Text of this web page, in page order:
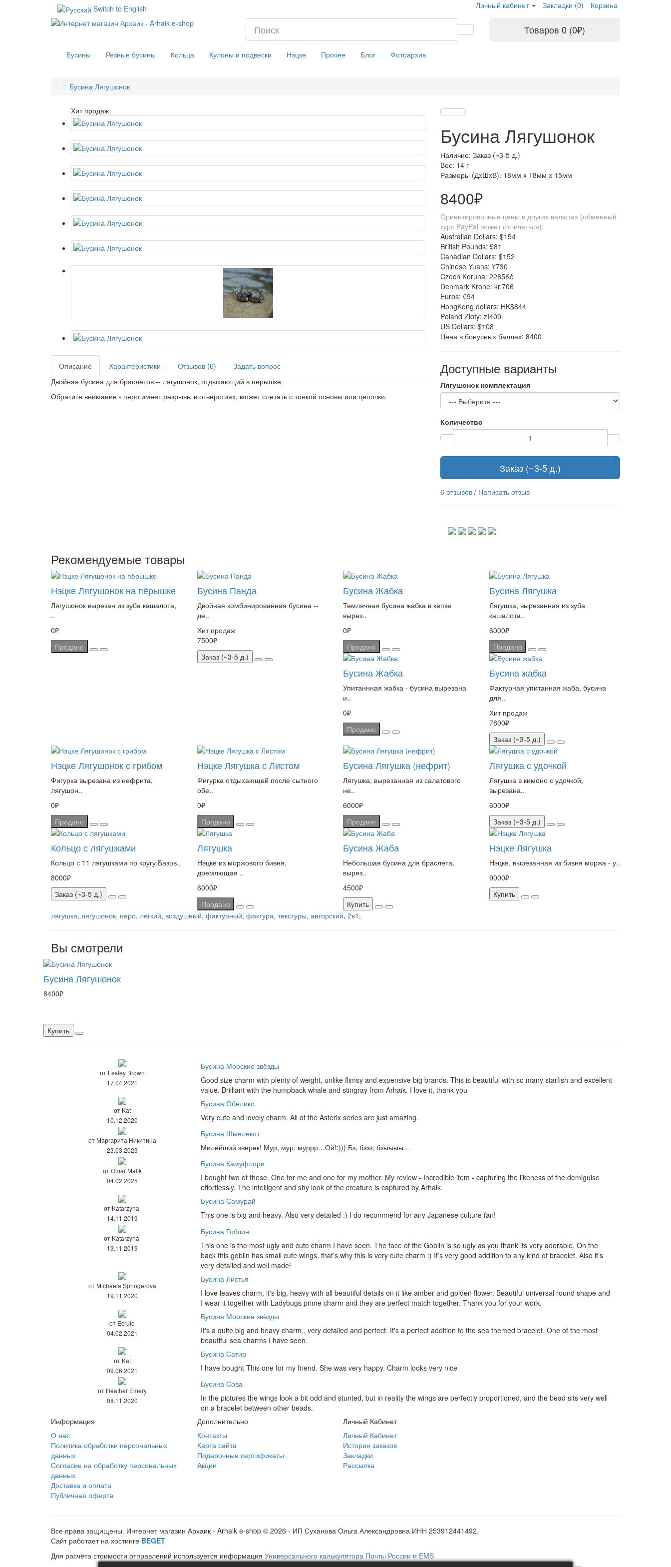
Switch to English Личный кабинет Закладки (0) Корзина
Товаров 0 (0₽)
Бусины Резные бусины Кольца Кулоны и подвески Нэцке Прочее Блог Фотоархив
Бусина Лягушонок
Хит продаж
Описание Характеристики Отзывов (6)
Задать вопрос
Двойная бусина для браслетов -- лягушонок, отдыхающий в пёрышке.
Обратите внимание - перо имеет разрывы в отверстиях, может слетать с тонкой основы или цепочки.
Бусина Лягушонок
Наличие: Заказ (~3-5 д.)
Вес: 14 г
Размеры (ДxШxВ): 18мм x 18мм x 15мм
8400₽
Ориентировочные цены в других валютах (обменный
курс PayPal может отличаться):
Australian Dollars: $154
British Pounds: £81
Canadian Dollars: $152
Chinese Yuans: ¥730
Czech Koruna: 2285Kč
Denmark Krone: kr.706
Euros: €94
HongKong dollars: HK$844
Poland Zloty: zł409
US Dollars: $108
Цена в бонусных баллах: 8400
Доступные варианты
Лягушонок комплектация
Количество
Заказ (~3-5 д.)
6 отзывов / Написать отзыв
Рекомендуемые товары
Нэцке Лягушонок на пёрышке
Лягушонок вырезан из зуба кашалота,
..
0₽
Продано
Бусина Панда
Двойная комбинированная бусина --
де..
Хит продаж
7500₽
Заказ (~3-5 д.)
Бусина Жабка
Темлячная бусина жабка в кепке
вырез..
0₽
Продано
Бусина Лягушка
Лягушка, вырезанная из зуба
кашалота..
6000₽
Продано
Бусина Жабка
Упитаннная жабка - бусина вырезана
и..
0₽
Продано
Бусина жабка
Фактурная упитанная жаба, бусина
для..
Хит продаж
7800₽
Заказ (~3-5 д.)
Нэцке Лягушонок с грибом
Фигурка вырезана из нефрита,
лягушон..
0₽
Продано
Нэцке Лягушка с Листом
Фигурка отдыхающей после сытного
обе..
0₽
Продано
Бусина Лягушка (нефрит)
Лягушка, вырезанная из салатового
не..
6000₽
Продано
Лягушка с удочкой
Лягушка в кимоно с удочкой,
вырезана..
6000₽
Заказ (~3-5 д.)
Кольцо с лягушками
Кольцо с 11 лягушками по кругу.Базов..
8000₽
Заказ (~3-5 д.)
Лягушка
Нэцке из моржового бивня,
дремлющая ..
6000₽
Продано
Бусина Жаба
Небольшая бусина для браслета,
вырез..
4500₽
Купить
Нэцке Лягушка
Нэцке, вырезанная из бивня моржа - у..
9000₽
Купить
лягушка, лягушонок, перо, лёгкий, воздушный, фактурный, фактура, текстуры, авторский, 2в1 ,
Вы смотрели
Бусина Лягушонок
8400₽
Купить
от Lesley Brown
17.04.2021
Бусина Морские звёзды
Good size charm with plenty of weight, unlike flimsy and expensive big brands. This is beautiful with so many starfish and excellent
value. Brilliant with the humpback whale and stingray from Arhaik. I love it, thank you
от Kat
10.12.2020
Бусина Обеликс
Very cute and lovely charm. All of the Asterix series are just amazing.
от Маргарита Никитина
23.03.2023
Бусина Шмелекот
Милейший зверек! Мур, мур, муррр…Ой!:))) Бз, бззз, бзыыыы…
от Omar Malik
04.02.2025
Бусина Камуфлори
I bought two of these. One for me and one for my mother. My review - Incredible item - capturing the likeness of the demiguise
effortlessly. The intelligent and shy look of the creature is captured by Arhaik.
от Katarzyna
14.11.2019
Бусина Самурай
This one is big and heavy. Also very detailed :) I do recommend for any Japanese culture fan!
от Katarzyna
13.11.2019
Бусина Гоблин
This one is the most ugly and cute charm I have seen. The face of the Goblin is so ugly as you thank its very adorable. On the
back this goblin has small cute wings, that’s why this is very cute charm :) It’s very good addition to any kind of bracelet. Also it’s
very detailed and well made!
от Michaela Springerova
19.11.2020
Бусина Листья
I love leaves charm, it's big, heavy with all beautiful details on it like amber and golden flower. Beautiful universal round shape and
I wear it together with Ladybugs prime charm and they are perfect match together. Thank you for your work.
от Ecrulo
04.02.2021
Бусина Морские звёзды
It's a quite big and heavy charm,, very detailed and perfect. It's a perfect addition to the sea themed bracelet. One of the most
beautiful sea charms I have seen.
от Kat
09.06.2021
Бусина Сатир
I have bought This one for my friend. She was very happy. Charm looks very nice
от Heather Emery
08.11.2020
Бусина Сова
In the pictures the wings look a bit odd and stunted, but in reality the wings are perfectly proportioned, and the bead sits very well
on a bracelet between other beads.
Информация
О нас
Политика обработки персональных
данных
Согласие на обработку персональных
данных
Доставка и оплата
Публичная оферта
Дополнительно
Контакты
Карта сайта
Подарочные сертификаты
Акции
Личный Кабинет
Личный Кабинет
История заказов
Закладки
Рассылка
Все права защищены. Интернет магазин Архаик - Arhaik e-shop © 2026 - ИП Суханова Ольга Александровна ИНН 253912441492.
Сайт работает на хостинге BEGET
Для расчёта стоимости отправлений используется информация Универсального калькулятора Почты России и EMS